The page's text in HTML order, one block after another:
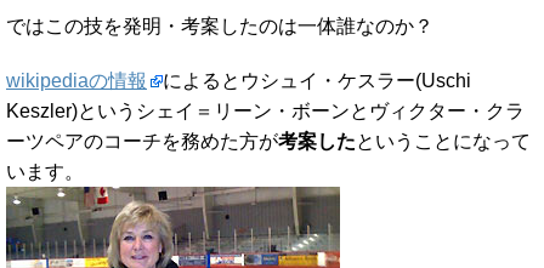
ではこの技を発明・考案したのは一体誰なのか？
wikipediaの情報
によるとウシュイ・ケスラー(Uschi
Keszler)というシェイ＝リーン・ボーンとヴィクター・クラ
ーツペアのコーチを務めた方が考案したということになって
います。